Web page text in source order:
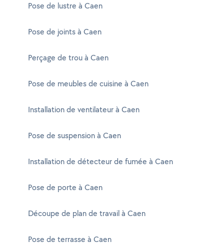
Pose de lustre à Caen
Pose de joints à Caen
Perçage de trou à Caen
Pose de meubles de cuisine à Caen
Installation de ventilateur à Caen
Pose de suspension à Caen
Installation de détecteur de fumée à Caen
Pose de porte à Caen
Découpe de plan de travail à Caen
Pose de terrasse à Caen